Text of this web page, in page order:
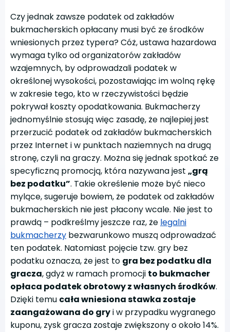
Czy jednak zawsze podatek od zakładów
bukmacherskich opłacany musi być ze środków
wniesionych przez typera? Cóż, ustawa hazardowa
wymaga tylko od organizatorów zakładów
wzajemnych, by odprowadzali podatek w
określonej wysokości, pozostawiając im wolną rękę
w zakresie tego, kto w rzeczywistości będzie
pokrywał koszty opodatkowania. Bukmacherzy
jednomyślnie stosują więc zasadę, że najlepiej jest
przerzucić podatek od zakładów bukmacherskich
przez Internet i w punktach naziemnych na drugą
stronę, czyli na graczy. Można się jednak spotkać ze
specyficzną promocją, która nazywana jest „grą
bez podatku”. Takie określenie może być nieco
mylące, sugeruje bowiem, że podatek od zakładów
bukmacherskich nie jest płacony wcale. Nie jest to
prawdą – podkreślmy jeszcze raz, że legalni
bukmacherzy bezwarunkowo muszą odprowadzać
ten podatek. Natomiast pojęcie tzw. gry bez
podatku oznacza, że jest to gra bez podatku dla
gracza, gdyż w ramach promocji to bukmacher
opłaca podatek obrotowy z własnych środków.
Dzięki temu cała wniesiona stawka zostaje
zaangażowana do gryi w przypadku wygranego
kuponu, zysk gracza zostaje zwiększony o około 14%.